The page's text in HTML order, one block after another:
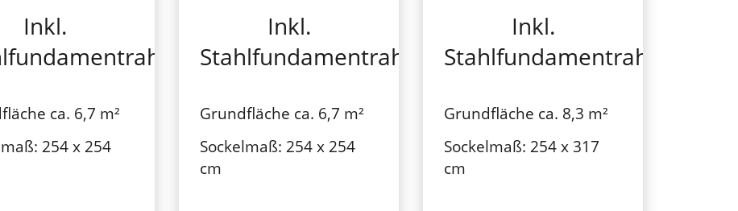
Inkl.
ca. 6,7 m²
254 x 254
Inkl.
Stahlfundamentrahmen
Grundfläche ca. 6,7 m²
Sockelmaß: 254 x 254
cm
Inkl.
Stahlfundamentrahmen
Grundfläche ca. 8,3 m²
Sockelmaß: 254 x 317
cm